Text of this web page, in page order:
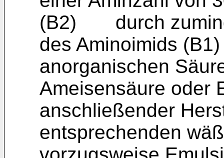
(B2) durch
des Aminoimids
anorganischen
Ameisensäure oder
anschließender
entsprechenden